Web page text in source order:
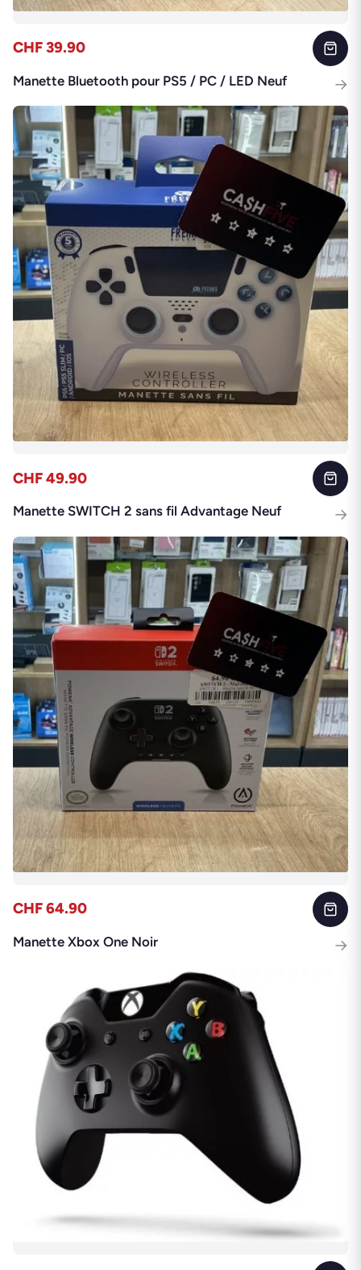
CHF 39.90
Manette Bluetooth pour PS5 / PC / LED Neuf →
CHF 49.90
Manette SWITCH 2 sans fil Advantage Neuf →
CHF 64.90
Manette Xbox One Noir →